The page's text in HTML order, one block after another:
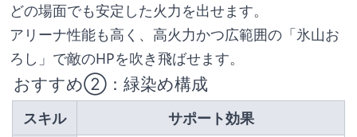
どの場面でも安定した火力を出せます。
アリーナ性能も高く、高火力かつ広範囲の「氷山お
ろし」で敵のHPを吹き飛ばせます。
おすすめ②：緑染め構成
スキル
サポート効果